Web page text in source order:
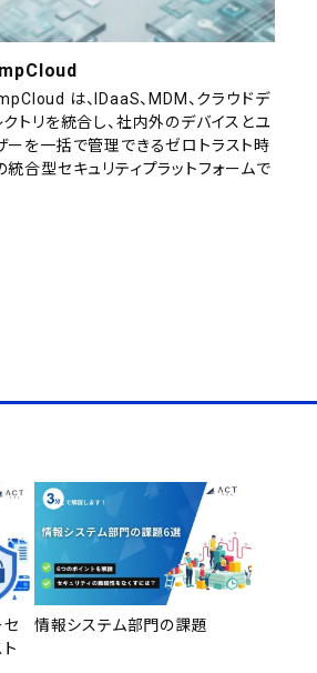
は、IDaaS、MDM、クラウドデ
クトリを統合し、社内外のデバイスとユ
ーを一括で管理できるゼロトラスト時
統合型セキュリティプラットフォームで
情報システム部門の課題